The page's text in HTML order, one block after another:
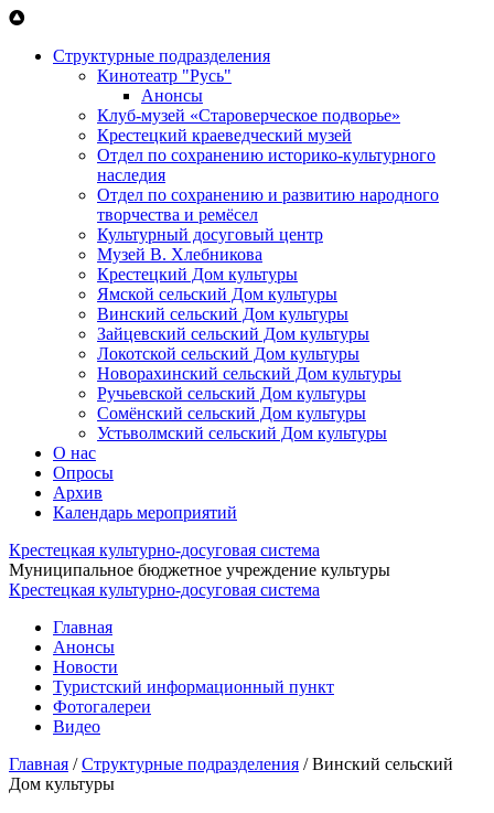
Перейти к основному содержанию
Структурные подразделения
Кинотеатр "Русь"
Анонсы
Клуб-музей «Староверческое подворье»
Крестецкий краеведческий музей
Отдел по сохранению историко-культурного
наследия
Отдел по сохранению и развитию народного
творчества и ремёсел
Культурный досуговый центр
Музей В. Хлебникова
Крестецкий Дом культуры
Ямской сельский Дом культуры
Винский сельский Дом культуры
Зайцевский сельский Дом культуры
Локотской сельский Дом культуры
Новорахинский сельский Дом культуры
Ручьевской сельский Дом культуры
Сомёнский сельский Дом культуры
Устьволмский сельский Дом культуры
О нас
Опросы
Архив
Календарь мероприятий
Крестецкая культурно-досуговая система
Муниципальное бюджетное учреждение культуры
Крестецкая культурно-досуговая система
Главная
Анонсы
Новости
Туристский информационный пункт
Фотогалереи
Видео
Главная /Структурные подразделения /Винский сельский
Дом культуры